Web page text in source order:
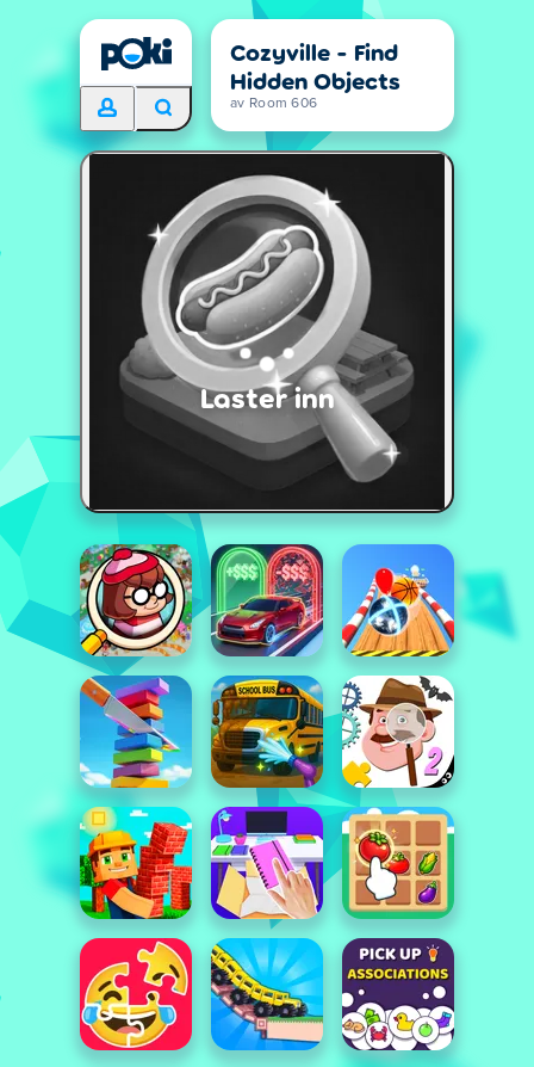
Cozyville - Find
Hidden Objects
av Room 606
Laster inn